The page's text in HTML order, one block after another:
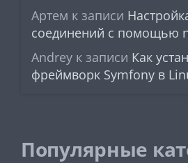
Артем к записи
соединений с помощью
Andrey к записи Как
фреймворк Symfony в
Популярные